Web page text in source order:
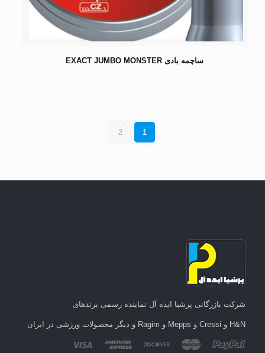
ساچمه بادی EXACT JUMBO MONSTER
1
2
شرکت بازرگانی پرشیا ایده آل نماینده رسمی برندهای
H&N و Cressi و Mepps و Ragim و دیگر محصولات ورزشی در ایران